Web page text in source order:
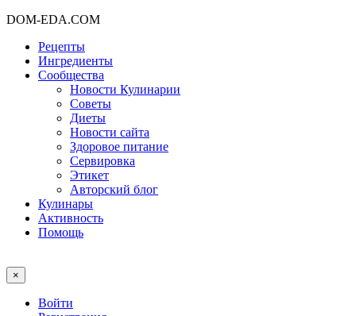
DOM-EDA.COM
Рецепты
Ингредиенты
Сообщества
Новости Кулинарии
Советы
Диеты
Новости сайта
Здоровое питание
Сервировка
Этикет
Авторский блог
Кулинары
Активность
Помощь
×
Войти